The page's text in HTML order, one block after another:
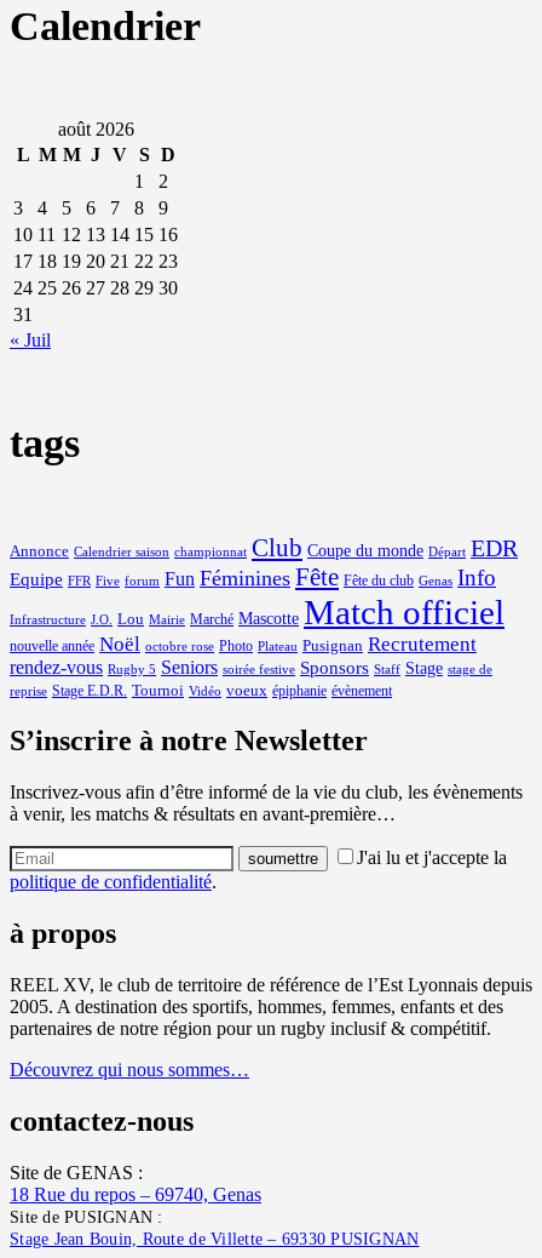
Calendrier
août 2026
L M M J V S D
1
2
3
4 5 6 7 8
9
10 11 12 13 14 15 16
17 18 19 20 21 22 23
24 25 26 27 28 29 30
31
« Juil
tags
Annonce Calendrier saison championnat Club Coupe du monde Départ EDR
Equipe FFR Five forum Fun Féminines Fête Fête du club Genas Info
Infrastructure J.O. Lou Mairie Marché Mascotte Match officiel
nouvelle année Noël octobre rose Photo Plateau Pusignan Recrutement
rendez-vous Rugby 5 Seniors soirée festive Sponsors Staff Stage stage de
reprise Stage E.D.R. Tournoi Vidéo voeux épiphanie évènement
S’inscrire à notre Newsletter
Inscrivez-vous afin d’être informé de la vie du club, les évènements
à venir, les matchs & résultats en avant-première…
J'ai lu et j'accepte la
politique de confidentialité.
à propos
REEL XV, le club de territoire de référence de l’Est Lyonnais depuis
2005. A destination des sportifs, hommes, femmes, enfants et des
partenaires de notre région pour un rugby inclusif & compétitif.
Découvrez qui nous sommes…
contactez-nous
Site de GENAS :
18 Rue du repos – 69740, Genas
Site de PUSIGNAN :
Stage Jean Bouin, Route de Villette – 69330 PUSIGNAN